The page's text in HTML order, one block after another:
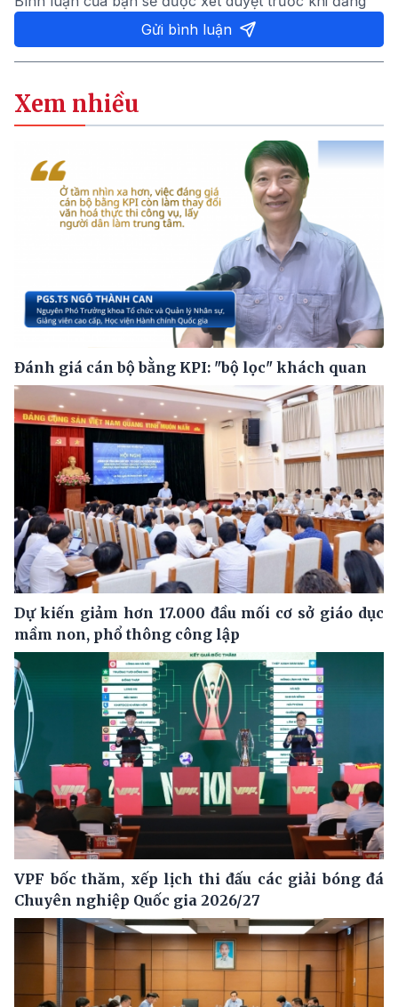
Gửi bình luận
Xem nhiều
Đánh giá cán bộ bằng KPI: "bộ lọc" khách quan
Dự kiến giảm hơn 17.000 đầu mối cơ sở giáo dục
mầm non, phổ thông công lập
VPF bốc thăm, xếp lịch thi đấu các giải bóng đá
Chuyên nghiệp Quốc gia 2026/27